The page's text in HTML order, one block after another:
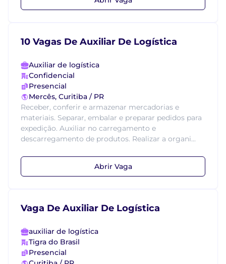
10 Vagas De Auxiliar De Logística
Auxiliar de logística
Confidencial
Presencial
Mercês, Curitiba / PR
Receber, conferir e armazenar mercadorias e
materiais. Separar, embalar e preparar pedidos para
expedição. Auxiliar no carregamento e
descarregamento de produtos. Realizar a organi...
Abrir Vaga
Vaga De Auxiliar De Logística
auxiliar de logística
Tigra do Brasil
Presencial